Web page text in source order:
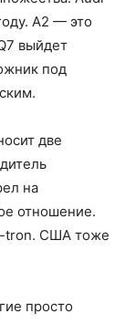
A2 — это
выйдет
под
две
на
отношение.
tron. США тоже
просто